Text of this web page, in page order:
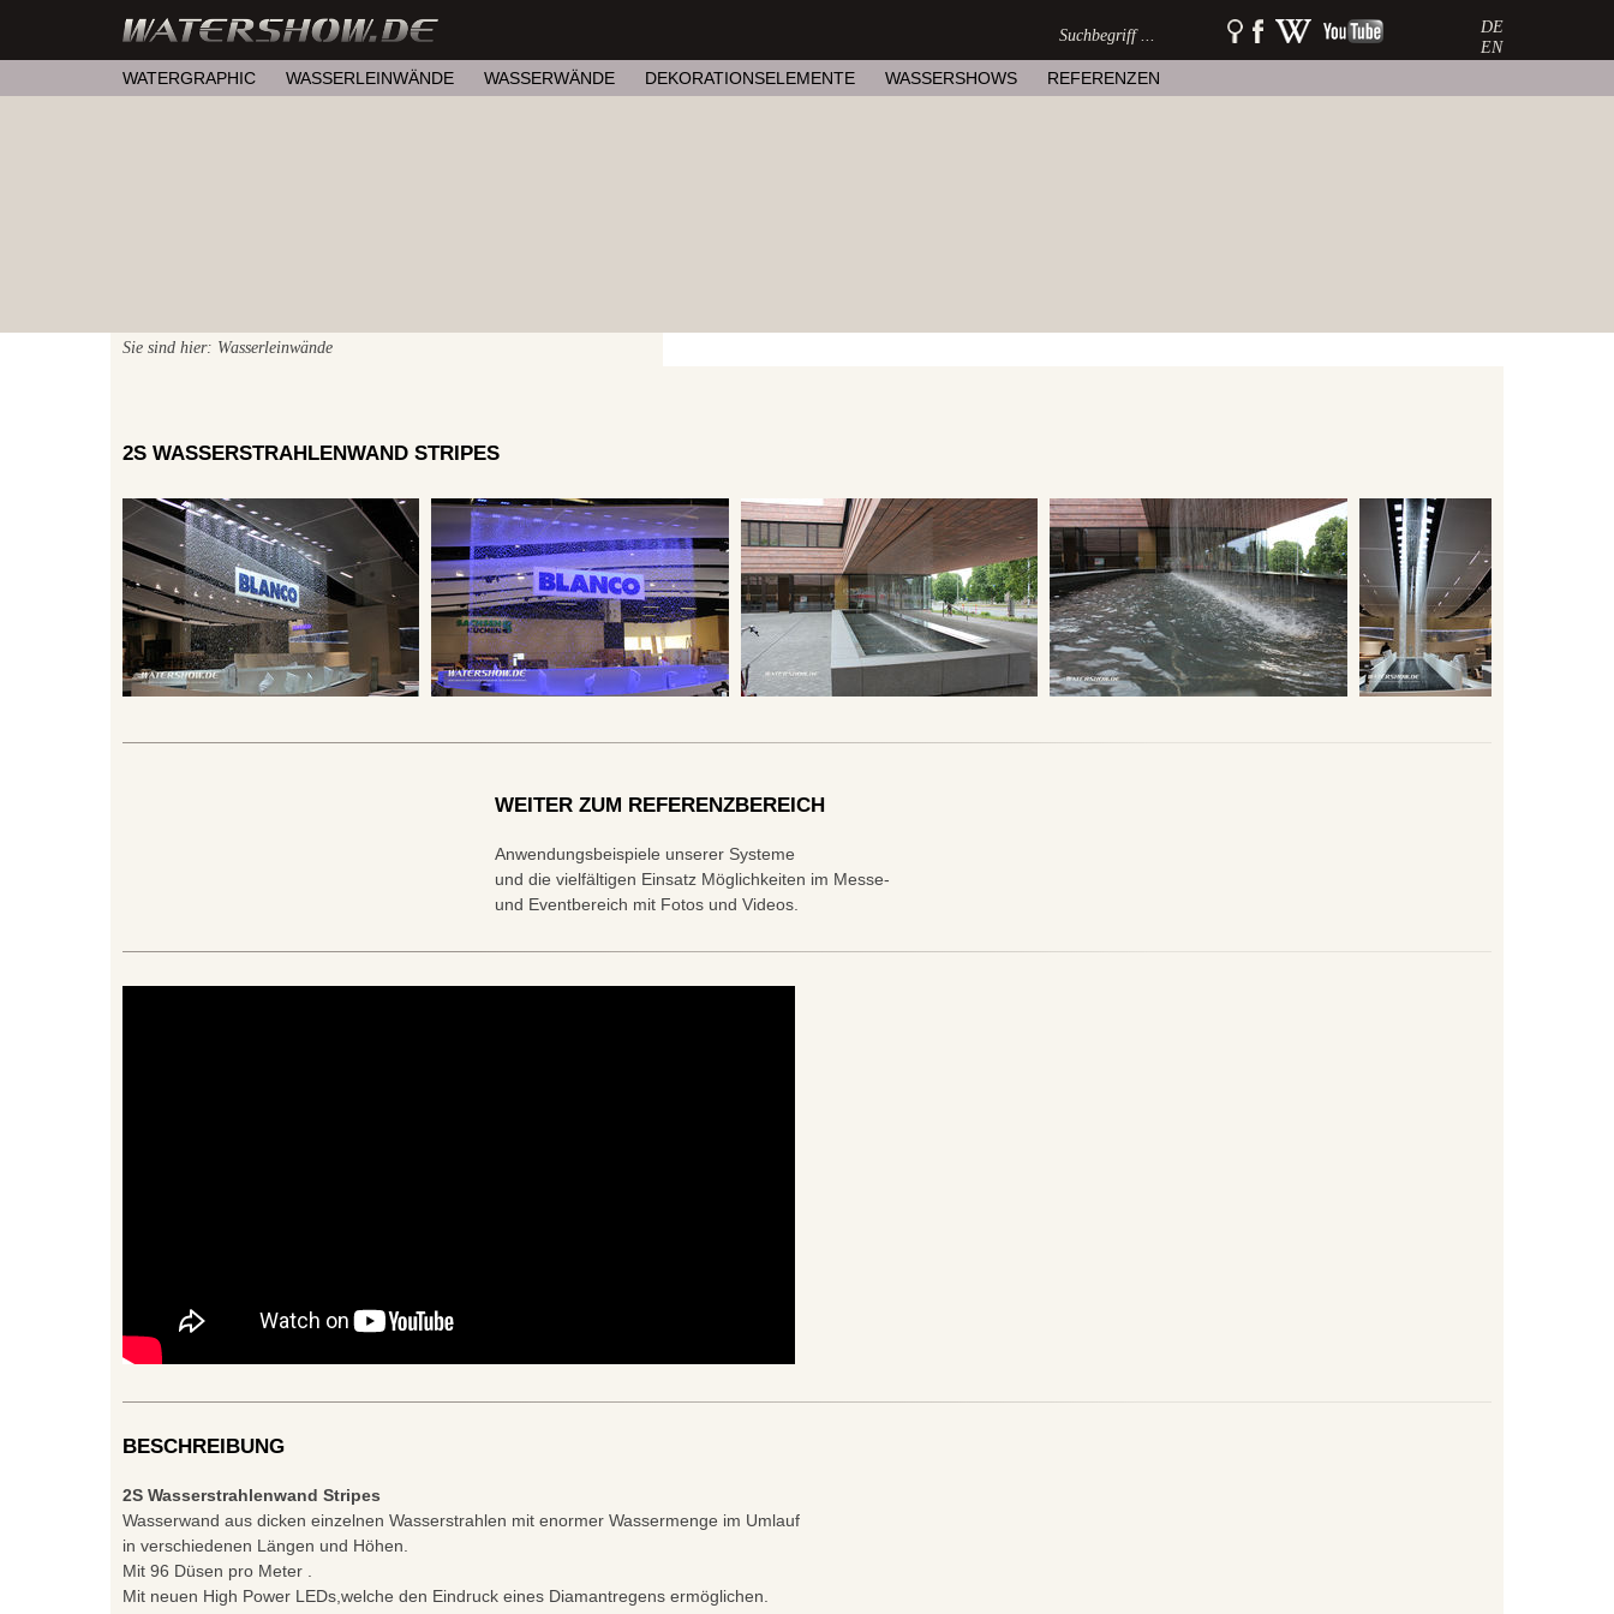
SUCHE:
DE
EN
watershow
auf
watershow
bei
watershow
WATERGRAPHIC WASSERLEINWÄNDE WASSERWÄNDE DEKORATIONSELEMENTE WASSERSHOWS REFERENZEN
Sie sind hier: Wasserleinwände
2S WASSERSTRAHLENWAND STRIPES
WEITER ZUM REFERENZBEREICH
Anwendungsbeispiele unserer Systeme
und die vielfältigen Einsatz Möglichkeiten im Messe-
und Eventbereich mit Fotos und Videos.
BESCHREIBUNG
2S Wasserstrahlenwand Stripes
Wasserwand aus dicken einzelnen Wasserstrahlen mit enormer Wassermenge im Umlauf
in verschiedenen Längen und Höhen.
Mit 96 Düsen pro Meter .
Mit neuen High Power LEDs,welche den Eindruck eines Diamantregens ermöglichen.